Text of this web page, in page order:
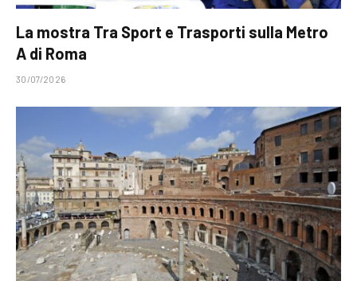
La mostra Tra Sport e Trasporti sulla Metro
A di Roma
30/07/2026